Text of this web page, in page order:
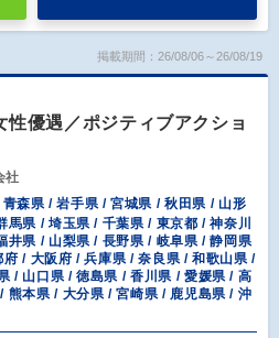
掲載期間：26/08/06～26/08/19
性優遇／ポジティブアクショ
社
森県 / 岩手県 / 宮城県 / 秋田県 / 山形
県 / 埼玉県 / 千葉県 / 東京都 / 神奈川
井県 / 山梨県 / 長野県 / 岐阜県 / 静岡県
/ 大阪府 / 兵庫県 / 奈良県 / 和歌山県 /
/ 山口県 / 徳島県 / 香川県 / 愛媛県 / 高
熊本県 / 大分県 / 宮崎県 / 鹿児島県 / 沖